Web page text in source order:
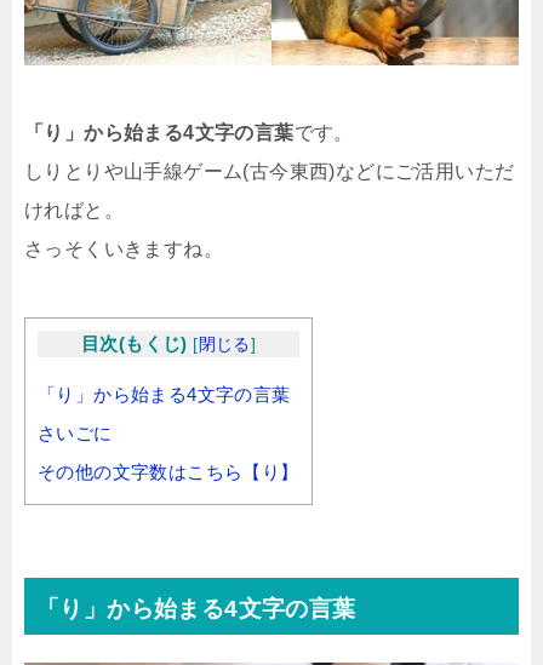
「り」から始まる4文字の言葉です。
しりとりや山手線ゲーム(古今東西)などにご活用いただ
ければと。
さっそくいきますね。
目次(もくじ) [閉じる]
「り」から始まる4文字の言葉
さいごに
その他の文字数はこちら【り】
「り」から始まる4文字の言葉